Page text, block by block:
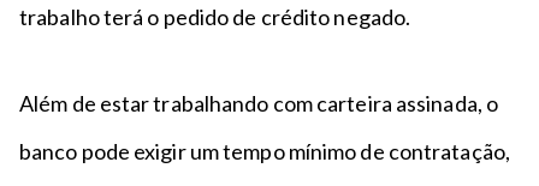
trabalho terá o pedido de crédito negado.
Além de estar trabalhando com carteira assinada, o
banco pode exigir um tempo mínimo de contratação,